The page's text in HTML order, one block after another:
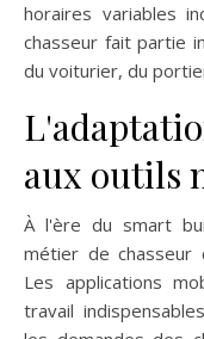
horaires variables
chasseur fait partie
du voiturier, du
aux outils
À l'ère du smart
métier de chasseur
Les applications
travail